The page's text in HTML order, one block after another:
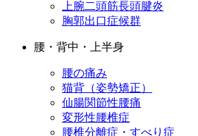
上腕二頭筋長頭腱炎
胸郭出口症候群
腰・背中・上半身
腰の痛み
猫背（姿勢矯正）
仙腸関節性腰痛
変形性腰椎症
腰椎分離症・すべり症